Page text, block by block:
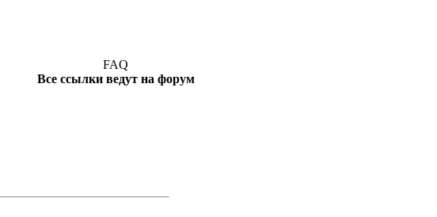
FAQ
Все ссылки ведут на форум